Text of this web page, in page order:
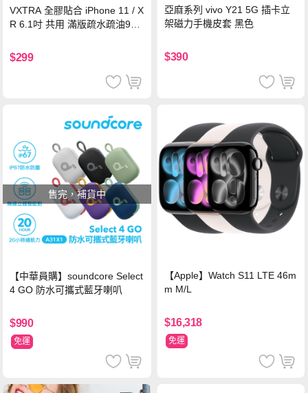
VXTRA 全膠貼合 iPhone 11 / X
R 6.1吋 共用 滿版疏水疏油9H
$299
亞麻系列 vivo Y21 5G 插卡立
架磁力手機皮套 黑色
$390
售完，補貨中
【中華員購】soundcore Select
4 GO 防水可攜式藍牙喇叭
$990
免運
【Apple】Watch S11 LTE 46m
m M/L
$16,318
免運